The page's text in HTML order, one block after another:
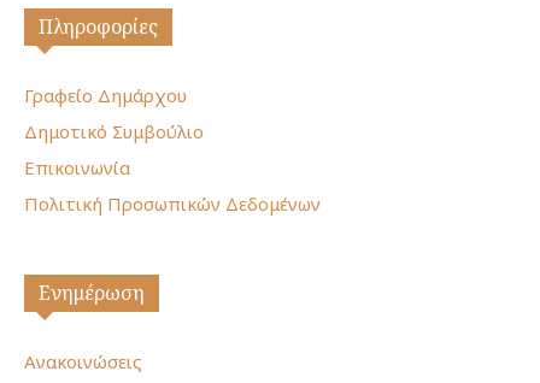
Πληροφορίες
Γραφείο Δημάρχου
Δημοτικό Συμβούλιο
Επικοινωνία
Πολιτική Προσωπικών Δεδομένων
Ενημέρωση
Ανακοινώσεις